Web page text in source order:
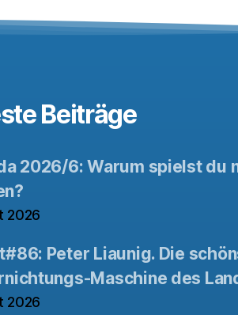
Beiträge
2026/6: Warum spielst du
2026
Peter Liaunig. Die
Maschine des
2026